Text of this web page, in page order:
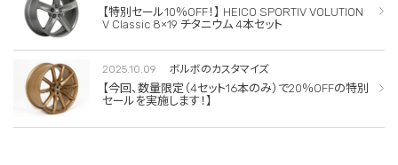
【特別セール10％OFF！】 HEICO SPORTIV VOLUTION
V Classic 8×19 チタニウム 4本セット
2025.10.09 ボルボのカスタマイズ
【今回、数量限定（4セット16本のみ）で20％OFFの特別
セールを実施します！】